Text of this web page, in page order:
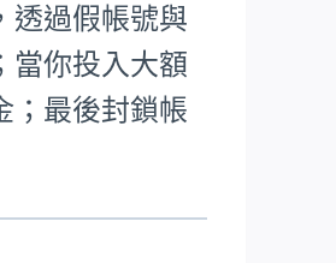
透過假帳號與
當你投入大額
；最後封鎖帳